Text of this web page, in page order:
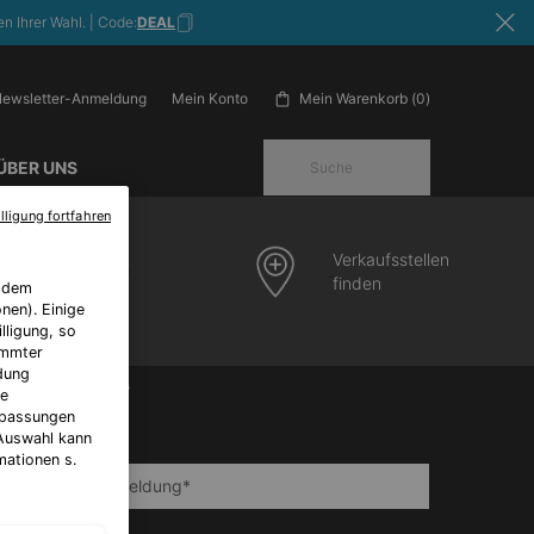
Ihrer Wahl. | Code:DEAL
Anmeldung Mein Konto Mein Warenkorb 0
0 Produkt im Warenkorb
UNS Suche
Verkaufsstellen
finden
ANMELDUNG
Pflichtfelder
Newsletter-Anmeldung*
Einige
so
kann
s.
fortfahren